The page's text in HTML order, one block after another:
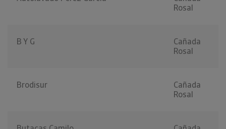
Rosal
B Y G
Cañada
Rosal
Brodisur
Cañada
Rosal